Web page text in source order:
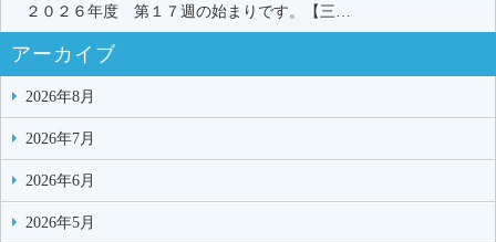
２０２６年度 第１７週の始まりです。【三…
アーカイブ
2026年8月
2026年7月
2026年6月
2026年5月